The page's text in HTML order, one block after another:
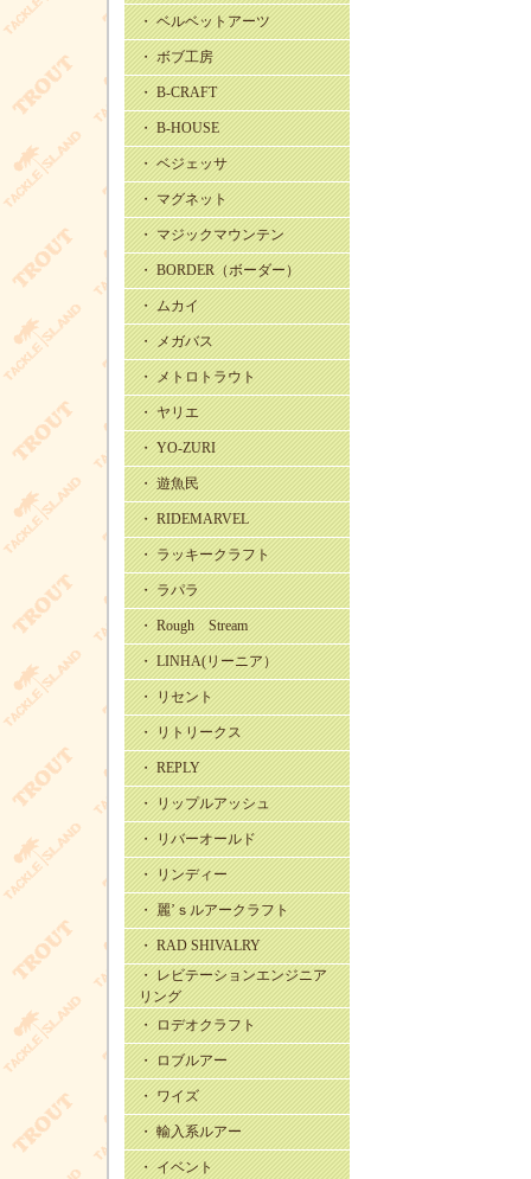
・ ベルベットアーツ
・ ボブ工房
・ B-CRAFT
・ B-HOUSE
・ ベジェッサ
・ マグネット
・ マジックマウンテン
・ BORDER（ボーダー）
・ ムカイ
・ メガバス
・ メトロトラウト
・ ヤリエ
・ YO-ZURI
・ 遊魚民
・ RIDEMARVEL
・ ラッキークラフト
・ ラパラ
・ Rough Stream
・ LINHA(リーニア）
・ リセント
・ リトリークス
・ REPLY
・ リップルアッシュ
・ リバーオールド
・ リンディー
・ 麗’ｓルアークラフト
・ RAD SHIVALRY
・ レビテーションエンジニア
リング
・ ロデオクラフト
・ ロブルアー
・ ワイズ
・ 輸入系ルアー
・ イベント